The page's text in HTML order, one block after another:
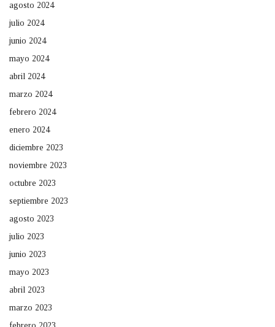
agosto 2024
julio 2024
junio 2024
mayo 2024
abril 2024
marzo 2024
febrero 2024
enero 2024
diciembre 2023
noviembre 2023
octubre 2023
septiembre 2023
agosto 2023
julio 2023
junio 2023
mayo 2023
abril 2023
marzo 2023